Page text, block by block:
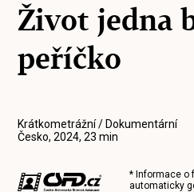
Život jedna
peříčko
Krátkometrážní / Dokumentární
Česko, 2024, 23 min
* Informace o
automaticky